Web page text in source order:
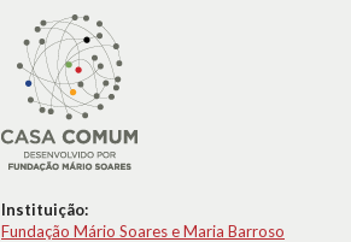
Instituição:
Fundação Mário Soares e Maria Barroso